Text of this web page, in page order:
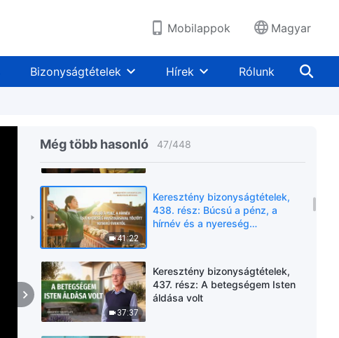
Mobilappok Magyar
Bizonyságtételek Hírek Rólunk
Még több hasonló 47/448
43:16
gyötrelmének megtapasztalása
megtanított az
34:14
lenni – Miért aggódtam annyira?
41:22
Keresztény bizonyságtételek,
438. rész: Búcsú a pénz, a
hírnév és a nyereség
37:37
Keresztény bizonyságtételek,
437. rész: A betegségem Isten
áldása volt